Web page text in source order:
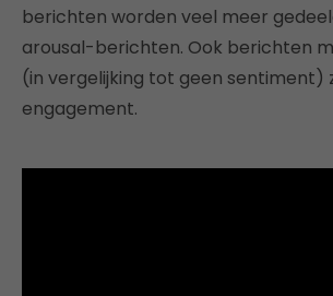
berichten worden veel meer
arousal-berichten. Ook berichten
(in vergelijking tot geen sentiment)
engagement.